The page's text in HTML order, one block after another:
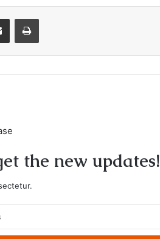
Share via Email Print
the new updates!